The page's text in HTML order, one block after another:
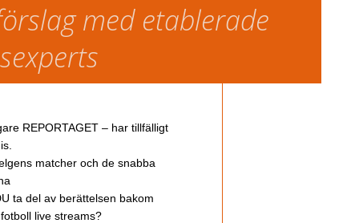
med etablerade
REPORTAGET – har tillfälligt
matcher och de snabba
ta del av berättelsen bakom
live streams?